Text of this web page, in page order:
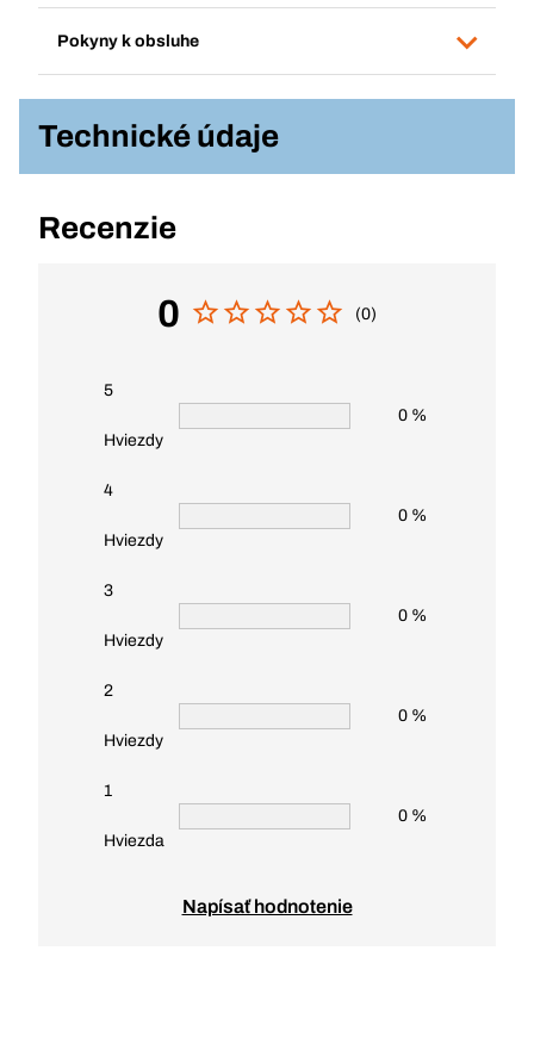
Pokyny k obsluhe
Technické údaje
Recenzie
0 (0)
5
Hviezdy
0 %
4
Hviezdy
0 %
3
Hviezdy
0 %
2
Hviezdy
0 %
1
Hviezda
0 %
Napísať hodnotenie